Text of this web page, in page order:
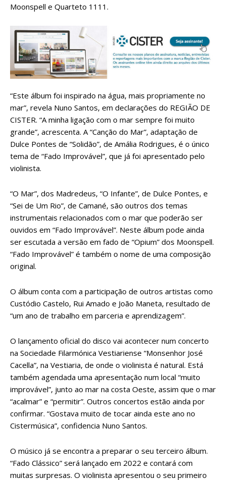
Moonspell e Quarteto 1111.
“Este álbum foi inspirado na água, mais propriamente no
mar”, revela Nuno Santos, em declarações do REGIÃO DE
CISTER. “A minha ligação com o mar sempre foi muito
grande”, acrescenta. A “Canção do Mar”, adaptação de
Dulce Pontes de “Solidão”, de Amália Rodrigues, é o único
tema de “Fado Improvável”, que já foi apresentado pelo
violinista.
“O Mar”, dos Madredeus, “O Infante”, de Dulce Pontes, e
“Sei de Um Rio”, de Camané, são outros dos temas
instrumentais relacionados com o mar que poderão ser
ouvidos em “Fado Improvável”. Neste álbum pode ainda
ser escutada a versão em fado de “Opium” dos Moonspell.
“Fado Improvável” é também o nome de uma composição
original.
O álbum conta com a participação de outros artistas como
Custódio Castelo, Rui Amado e João Maneta, resultado de
“um ano de trabalho em parceria e aprendizagem”.
O lançamento oficial do disco vai acontecer num concerto
na Sociedade Filarmónica Vestiariense “Monsenhor José
Cacella”, na Vestiaria, de onde o violinista é natural. Está
também agendada uma apresentação num local “muito
improvável”, junto ao mar na costa Oeste, assim que o mar
“acalmar” e “permitir”. Outros concertos estão ainda por
confirmar. “Gostava muito de tocar ainda este ano no
Cistermúsica”, confidencia Nuno Santos.
O músico já se encontra a preparar o seu terceiro álbum.
“Fado Clássico” será lançado em 2022 e contará com
muitas surpresas. O violinista apresentou o seu primeiro